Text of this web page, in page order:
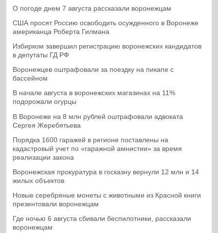
О погоде днем 7 августа рассказали воронежцам
США просят Россию освободить осужденного в Воронеже
американца Роберта Гилмана
Избирком завершил регистрацию воронежских кандидатов
в депутаты ГД РФ
Воронежцев оштрафовали за поездку на пикапе с
бассейном
В начале августа в воронежских магазинах на 11%
подорожали огурцы
В Воронеже на 8 млн рублей оштрафовали адвоката
Сергея Жеребятьева
Порядка 1600 гаражей в регионе поставлены на
кадастровый учет по «гаражной амнистии» за время
реализации закона
Воронежская прокуратура в госказну вернули 12 млн и 14
жилых объектов
Новые серебряные монеты с животными из Красной книги
презентовали воронежцам
Где ночью 6 августа сбивали беспилотники, рассказали
воронежцам